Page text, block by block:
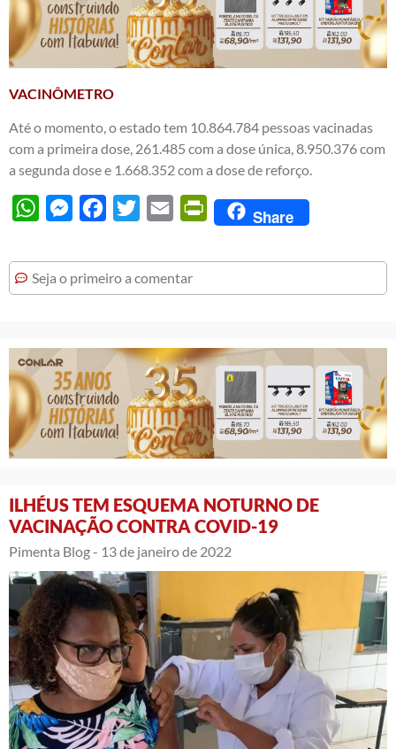
VACINÔMETRO
Até o momento, o estado tem 10.864.784 pessoas vacinadas
com a primeira dose, 261.485 com a dose única, 8.950.376 com
a segunda dose e 1.668.352 com a dose de reforço.
WhatsAppMessengerFacebook
Twitter Email PrintFriendly
Share
Seja o primeiro a comentar
ILHÉUS TEM ESQUEMA NOTURNO DE
VACINAÇÃO CONTRA COVID-19
Pimenta Blog - 13 de janeiro de 2022